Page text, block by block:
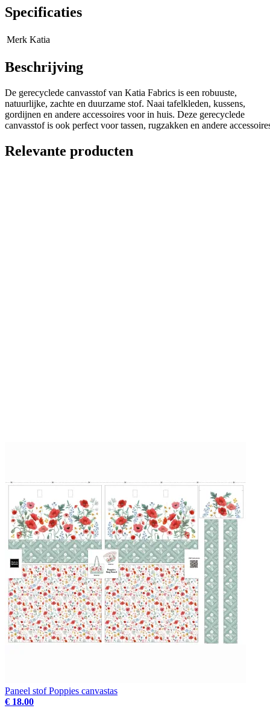
Specificaties
Merk Katia
Beschrijving
De gerecyclede canvasstof van Katia Fabrics is een robuuste,
natuurlijke, zachte en duurzame stof. Naai tafelkleden, kussens,
gordijnen en andere accessoires voor in huis. Deze gerecyclede
canvasstof is ook perfect voor tassen, rugzakken en andere
Relevante producten
Paneel stof Poppies canvastas
€ 18.00